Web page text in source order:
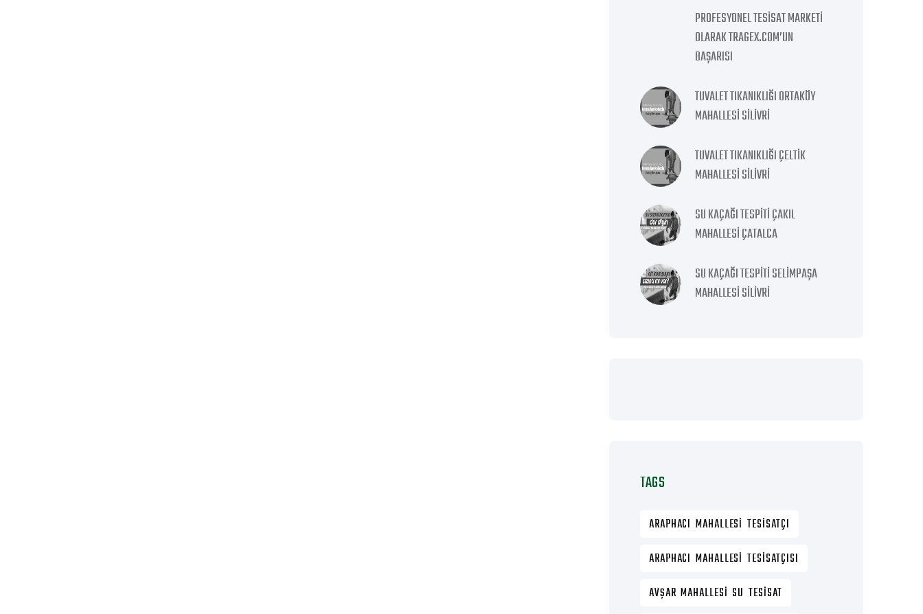
PROFESYONEL TESISAT MARKETI
OLARAK TRAGEX.COM’UN
BAŞARISI
TUVALET TIKANIKLIĞI ORTAKÖY
MAHALLESI SILIVRI
TUVALET TIKANIKLIĞI ÇELTIK
MAHALLESI SILIVRI
SU KAÇAĞI TESPITI ÇAKIL
MAHALLESI ÇATALCA
SU KAÇAĞI TESPITI SELIMPAŞA
MAHALLESI SILIVRI
TAGS
ARAPHACI MAHALLESI TESISATÇI
ARAPHACI MAHALLESI TESISATÇISI
AVŞAR MAHALLESI SU TESISAT